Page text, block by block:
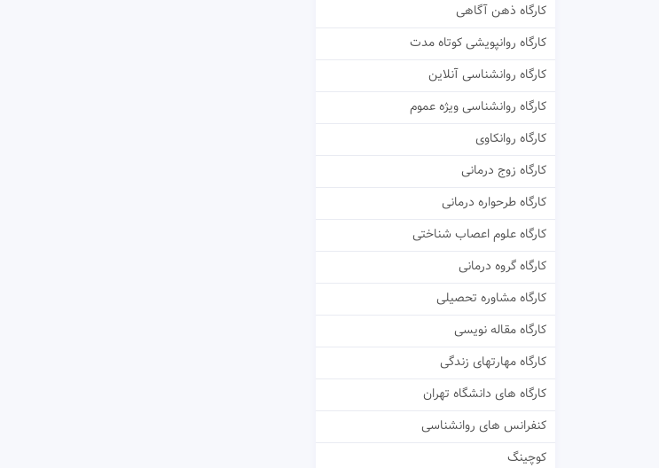
کارگاه ذهن آگاهی
کارگاه روانپویشی کوتاه مدت
کارگاه روانشناسی آنلاین
کارگاه روانشناسی ویژه عموم
کارگاه روانکاوی
کارگاه زوج درمانی
کارگاه طرحواره درمانی
کارگاه علوم اعصاب شناختی
کارگاه گروه درمانی
کارگاه مشاوره تحصیلی
کارگاه مقاله نویسی
کارگاه مهارتهای زندگی
کارگاه های دانشگاه تهران
کنفرانس های روانشناسی
کوچینگ